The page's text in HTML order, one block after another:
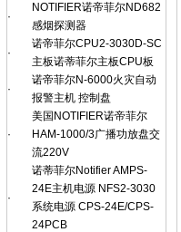
·
NOTIFIER诺帝菲尔ND682
感烟探测器
·
诺帝菲尔CPU2-3030D-SC
主板诺蒂菲尔主板CPU板
·
诺帝菲尔N-6000火灾自动
报警主机 控制盘
·
美国NOTIFIER诺帝菲尔
HAM-1000/3广播功放盘交
流220V
·
诺蒂菲尔Notifier AMPS-
24E主机电源 NFS2-3030
系统电源 CPS-24E/CPS-
24PCB